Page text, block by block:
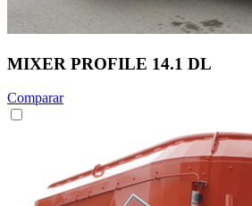
MIXER PROFILE 14.1 DL
Comparar